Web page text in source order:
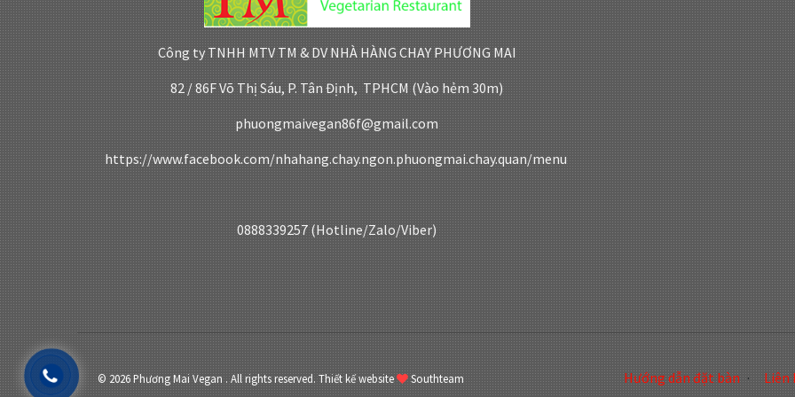
Công ty TNHH MTV TM & DV NHÀ HÀNG CHAY PHƯƠNG MAI
82 / 86F Võ Thị Sáu, P. Tân Định, TPHCM (Vào hẻm 30m)
phuongmaivegan86f@gmail.com
https://www.facebook.com/nhahang.chay.ngon.phuongmai.chay.quan/menu
0888339257 (Hotline/Zalo/Viber)
© 2026 Phương Mai Vegan . All rights reserved.Thiết kế website Southteam Hướng dẫn đặt bàn Liên